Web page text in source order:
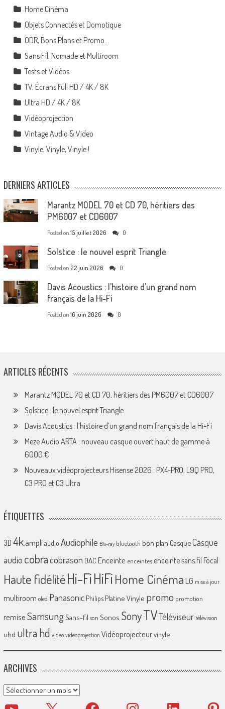
Home Cinéma
Objets Connectés et Domotique
ODR, Bons Plans et Promo…
Sans Fil, Nomade et Multiroom
Tests et Vidéos
TV, Écrans Full HD / 4K / 8K
Ultra HD / 4K / 8K
Vidéoprojection
Vintage Audio & Video
Vinyle, Vinyle, Vinyle !
DERNIERS ARTICLES
Marantz MODEL 70 et CD 70, héritiers des
PM6007 et CD6007
Posted on 15 juillet 2026 0
Solstice : le nouvel esprit Triangle
Posted on 22 juin 2026 0
Davis Acoustics : l’histoire d’un grand nom
français de la Hi-Fi
Posted on 16 juin 2026 0
ARTICLES RÉCENTS
Marantz MODEL 70 et CD 70, héritiers des PM6007 et CD6007
Solstice : le nouvel esprit Triangle
Davis Acoustics : l’histoire d’un grand nom français de la Hi-Fi
Meze Audio ARTA : nouveau casque ouvert haut de gamme à
6000 €
Nouveaux vidéoprojecteurs Hisense 2026 : PX4-PRO, L9Q PRO,
C3 PRO et C3 Ultra
ÉTIQUETTES
3D 4k ampliaudio Audiophile Blu-ray bluetooth bon plan CasqueCasque
audio cobracobrason DAC Enceinte enceintes enceinte sans fil Focal
Haute fidélitéHi-FiHiFiHome Cinéma LG mise à jour
multiroom oled Panasonic Philips Platine Vinyle promo promotion
remiseSamsungSans-fil son Sonos SonyTVTéléviseur télévision
uhd ultra hd video videoprojection Vidéoprojecteurvinyle
ARCHIVES
Archives